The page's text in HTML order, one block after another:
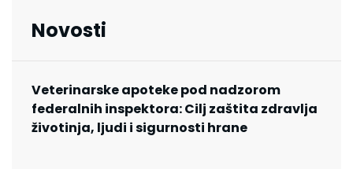
Novosti
Veterinarske apoteke pod nadzorom
federalnih inspektora: Cilj zaštita zdravlja
životinja, ljudi i sigurnosti hrane